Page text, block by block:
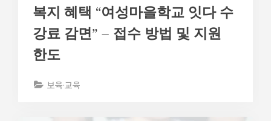
복지 혜택 “여성마을학교 잇다 수
강료 감면” – 접수 방법 및 지원
한도
보육·교육